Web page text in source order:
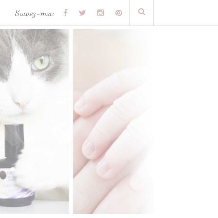
Suivez-moi: